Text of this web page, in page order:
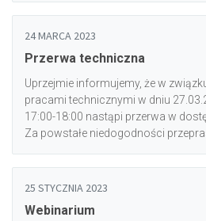
przez administratora Ministerstwa
<br/><br/>W przypadku pozytywnej
gdy w procesie weryfikacji wykryte
przedsięwzięcia zostaną
błędu, a oszczędność energii
przedsięwzięcia zostanie wycofana
oszczędności energii finalnej na
przeprowadzanej weryfikacji danych
24 MARCA 2023
Przerwa techniczna
Uprzejmie informujemy, że w
pracami technicznymi w dniu
17:00-18:00 nastąpi przerwa w
Za powstałe niedogodności
25 STYCZNIA 2023
Webinarium